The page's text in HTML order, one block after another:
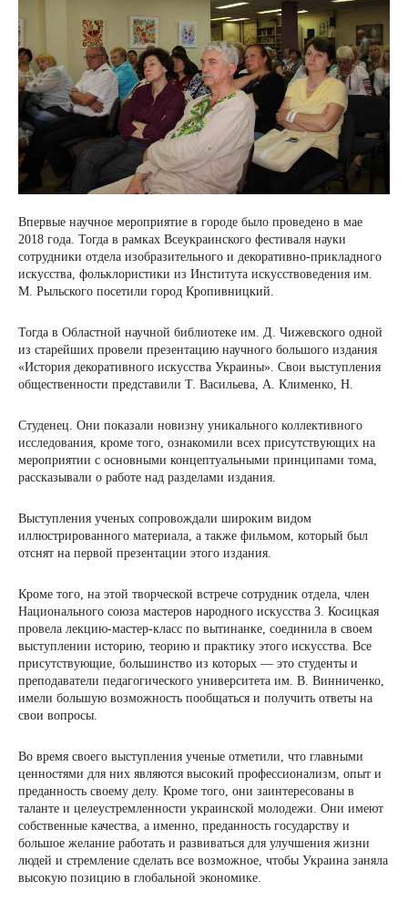
Впервые научное мероприятие в городе было проведено в мае
2018 года. Тогда в рамках Всеукраинского фестиваля науки
сотрудники отдела изобразительного и декоративно-прикладного
искусства, фольклористики из Института искусствоведения им.
М. Рыльского посетили город Кропивницкий.
Тогда в Областной научной библиотеке им. Д. Чижевского одной
из старейших провели презентацию научного большого издания
«История декоративного искусства Украины». Свои выступления
общественности представили Т. Васильева, А. Клименко, Н.
Студенец. Они показали новизну уникального коллективного
исследования, кроме того, ознакомили всех присутствующих на
мероприятии с основными концептуальными принципами тома,
рассказывали о работе над разделами издания.
Выступления ученых сопровождали широким видом
иллюстрированного материала, а также фильмом, который был
отснят на первой презентации этого издания.
Кроме того, на этой творческой встрече сотрудник отдела, член
Национального союза мастеров народного искусства З. Косицкая
провела лекцию-мастер-класс по вытинанке, соединила в своем
выступлении историю, теорию и практику этого искусства. Все
присутствующие, большинство из которых — это студенты и
преподаватели педагогического университета им. В. Винниченко,
имели большую возможность пообщаться и получить ответы на
свои вопросы.
Во время своего выступления ученые отметили, что главными
ценностями для них являются высокий профессионализм, опыт и
преданность своему делу. Кроме того, они заинтересованы в
таланте и целеустремленности украинской молодежи. Они имеют
собственные качества, а именно, преданность государству и
большое желание работать и развиваться для улучшения жизни
людей и стремление сделать все возможное, чтобы Украина заняла
высокую позицию в глобальной экономике.